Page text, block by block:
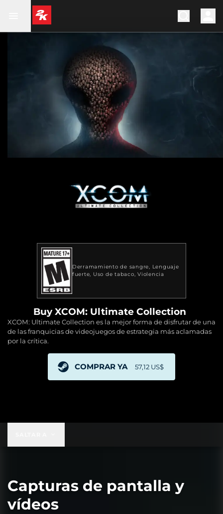
Derramamiento de sangre
Lenguaje
fuerte Uso de tabaco Violencia
Buy XCOM: Ultimate Collection
XCOM: Ultimate Collection es la mejor forma de disfrutar de una
de las franquicias de videojuegos de estrategia más aclamadas
por la crítica.
COMPRAR YA 57,12 US$
Capturas de pantalla y
vídeos